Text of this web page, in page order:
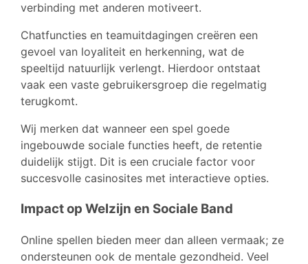
verbinding met anderen motiveert.
Chatfuncties en teamuitdagingen creëren een
gevoel van loyaliteit en herkenning, wat de
speeltijd natuurlijk verlengt. Hierdoor ontstaat
vaak een vaste gebruikersgroep die regelmatig
terugkomt.
Wij merken dat wanneer een spel goede
ingebouwde sociale functies heeft, de retentie
duidelijk stijgt. Dit is een cruciale factor voor
succesvolle casinosites met interactieve opties.
Impact op Welzijn en Sociale Band
Online spellen bieden meer dan alleen vermaak; ze
ondersteunen ook de mentale gezondheid. Veel